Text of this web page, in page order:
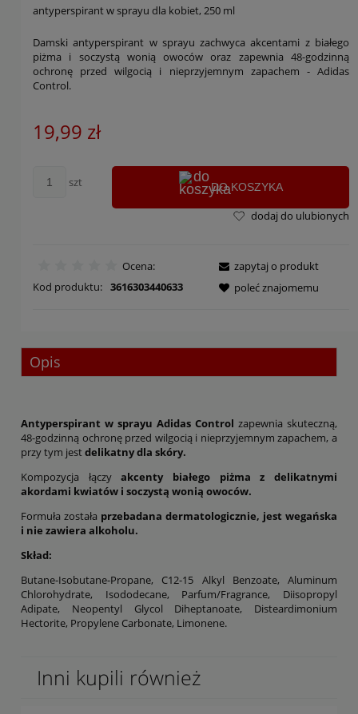
antyperspirant w sprayu dla kobiet, 250 ml
Damski antyperspirant w sprayu zachwyca akcentami z białego
piżma i soczystą wonią owoców oraz zapewnia 48-godzinną
ochronę przed wilgocią i nieprzyjemnym zapachem - Adidas
Control.
19,99 zł
szt DO KOSZYKA
dodaj do ulubionych
Ocena:
Kod produktu: 3616303440633
zapytaj o produkt
poleć znajomemu
Opis
Antyperspirant w sprayu Adidas Control zapewnia skuteczną,
48-godzinną ochronę przed wilgocią i nieprzyjemnym zapachem, a
przy tym jestdelikatny dla skóry.
Kompozycja łączyakcenty białego piżma z delikatnymi
akordami kwiatów i soczystą wonią owoców.
Formuła została przebadana dermatologicznie, jest wegańska
i nie zawiera alkoholu.
Skład:
Butane-Isobutane-Propane, C12-15 Alkyl Benzoate, Aluminum
Chlorohydrate, Isododecane, Parfum/Fragrance, Diisopropyl
Adipate, Neopentyl Glycol Diheptanoate, Disteardimonium
Hectorite, Propylene Carbonate, Limonene.
Inni kupili również